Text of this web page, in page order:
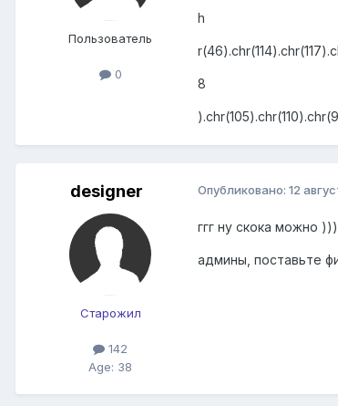
Пользователь
0
h
8
designer
Старожил
142
Age: 38
Опубликовано: 12
ггг ну скока можно
админы, поставьте